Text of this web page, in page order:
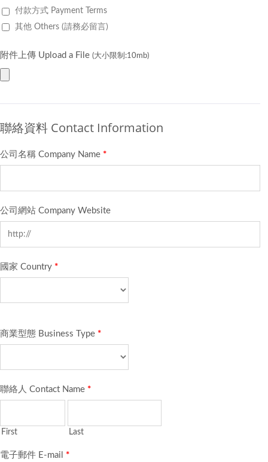
付款方式 Payment Terms
其他 Others (請務必留言)
附件上傳 Upload a File (大小限制:10mb)
聯絡資料 Contact Information
公司名稱 Company Name *
公司網站 Company Website
國家 Country *
商業型態 Business Type *
聯絡人 Contact Name *
First Last
電子郵件 E-mail *